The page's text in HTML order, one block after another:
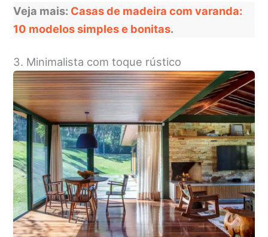
Veja mais: Casas de madeira com varanda:
10 modelos simples e bonitas.
3. Minimalista com toque rústico